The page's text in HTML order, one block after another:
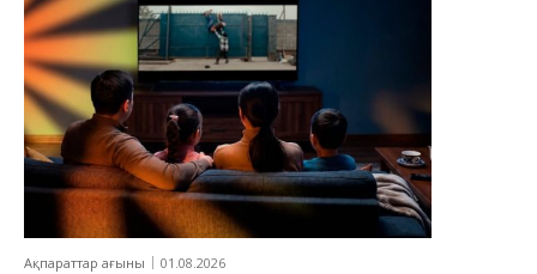
Ақпараттар ағыны 01.08.2026